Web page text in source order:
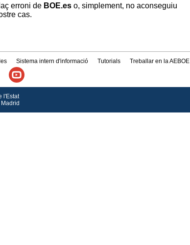
erroni de BOE.es o, simplement, no aconseguiu
cas.
Sistema intern d'informació Tutorials Treballar en la AEBOE
l'Estat